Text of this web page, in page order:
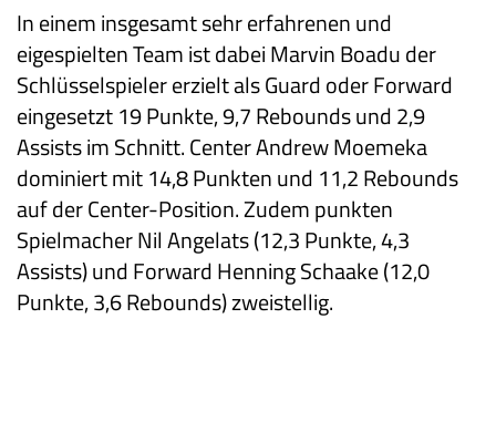
In einem insgesamt sehr erfahrenen und
eigespielten Team ist dabei Marvin Boadu der
Schlüsselspieler erzielt als Guard oder Forward
eingesetzt 19 Punkte, 9,7 Rebounds und 2,9
Assists im Schnitt. Center Andrew Moemeka
dominiert mit 14,8 Punkten und 11,2 Rebounds
auf der Center-Position. Zudem punkten
Spielmacher Nil Angelats (12,3 Punkte, 4,3
Assists) und Forward Henning Schaake (12,0
Punkte, 3,6 Rebounds) zweistellig.